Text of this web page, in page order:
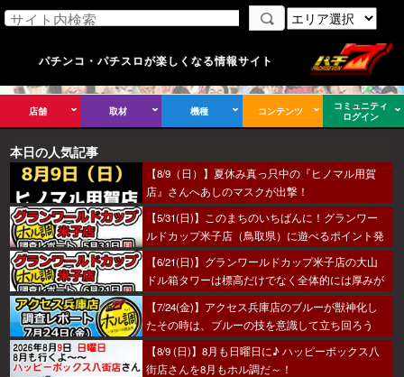
パチンコ・パチスロが楽しくなる情報サイト
店舗 取材 機種 コンテンツ
コミュニティ
ログイン
本日の人気記事
【8/9（日）】夏休み真っ只中の『ヒノマル用賀
店』さんへあしのマスクが出撃！
【5/31(日)】このまちのいちばんに！グランワー
ルドカップ米子店（鳥取県）に遊べるポイント発
見！？
【6/21(日)】グランワールドカップ米子店の大山
ドル箱タワーは標高だけでなく全体的には厚みが
あった～！
【7/24(金)】アクセス兵庫店のブルーが獣神化し
たその時は、ブルーの技を意識して立ち回ろう
ぞ！
【8/9 (日)】8月も日曜日に♪ ハッピーボックス八
街店さんを8月もホル調だ～！